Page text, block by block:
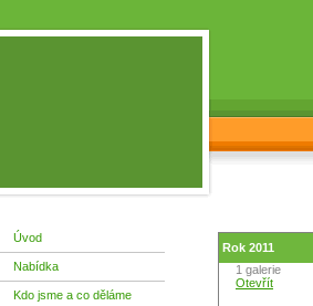
Úvod
Nabídka
Kdo jsme a co děláme
Rok 2011
1 galerie
Otevřít